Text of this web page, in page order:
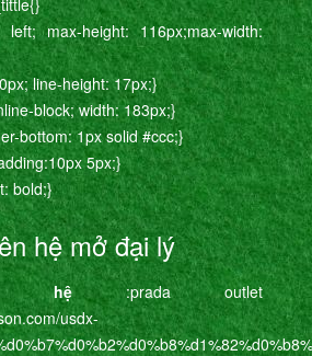
left; max-height: 116px;max-width:
line-height: 17px;}
block; width: 183px;}
bottom: 1px solid #ccc;}
5px;}
bold;}
hệ mở đại lý
hệ:prada outlet
usdx-